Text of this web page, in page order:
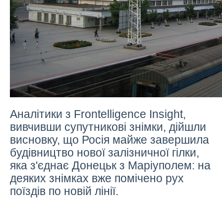
Аналітики з Frontelligence Insight,
вивчивши супутникові знімки, дійшли
висновку, що Росія майже завершила
будівництво нової залізничної гілки,
яка з'єднає Донецьк з Маріуполем: на
деяких знімках вже помічено рух
поїздів по новій лінії.